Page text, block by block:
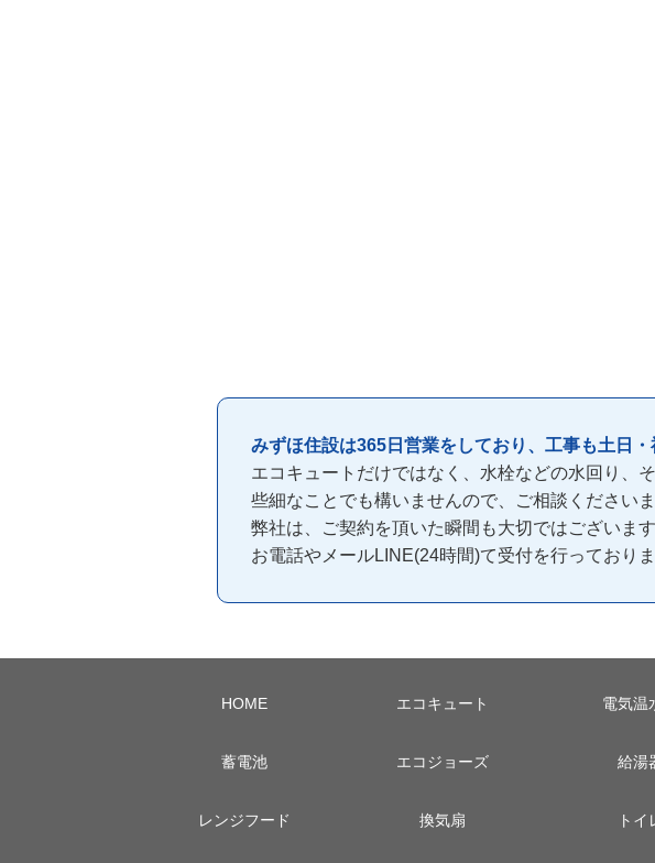
みずほ住設は365日営業をしており、工事も土日
エコキュートだけではなく、水栓などの水回り、
些細なことでも構いませんので、ご相談くださいま
弊社は、ご契約を頂いた瞬間も大切ではございま
お電話やメールLINE(24時間)て受付を行っており
HOME エコキュート 電気温
蓄電池 エコジョーズ 給湯
レンジフード 換気扇 トイ